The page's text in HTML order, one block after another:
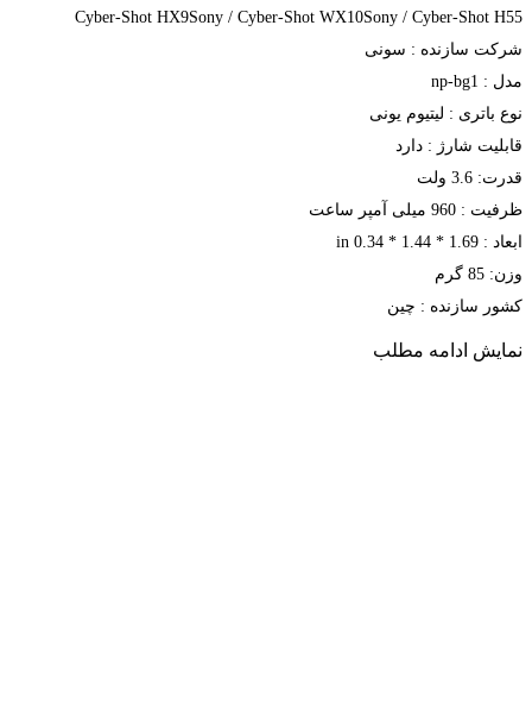
Cyber-Shot HX9Sony / Cyber-Shot WX10Sony / Cyber-Shot H55
شرکت سازنده : سونی
مدل : np-bg1
نوع باتری : لیتیوم یونی
قابلیت شارژ : دارد
قدرت: 3.6 ولت
ظرفیت : 960 میلی آمپر ساعت
ابعاد : 1.69 * 1.44 * 0.34 in
وزن: 85 گرم
کشور سازنده : چین
نمایش ادامه مطلب